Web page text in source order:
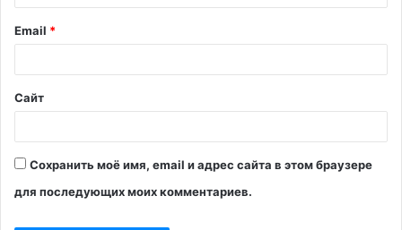
Email *
Сайт
Сохранить моё имя, email и адрес сайта в этом браузере
для последующих моих комментариев.